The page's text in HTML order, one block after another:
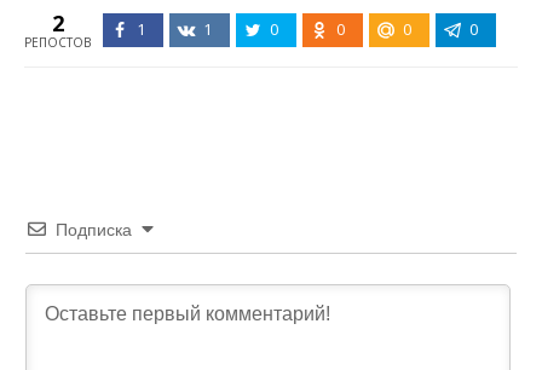
2
РЕПОСТОВ
1 1 0 0 0 0
Подписка